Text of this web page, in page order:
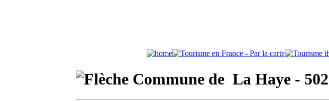
Commune de La Haye -